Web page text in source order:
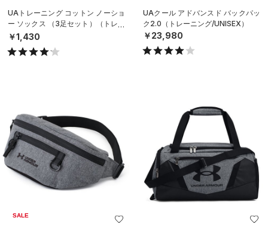
UAトレーニング コットン ノーショ
ー ソックス （3足セット）（トレー
ニング/UNISEX）
￥1,430
UAクール アドバンスド バックパッ
ク2.0（トレーニング/UNISEX）
￥23,980
SALE